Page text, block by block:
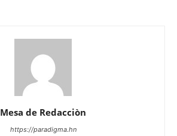
Mesa de Redacciòn
https://paradigma.hn